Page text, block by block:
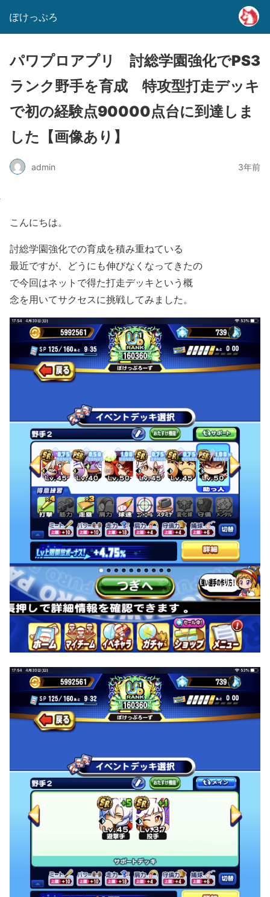
ぽけっぷろ
パワプロアプリ 討総学園強化でPS3
ランク野手を育成 特攻型打走デッキ
で初の経験点90000点台に到達しま
した【画像あり】
admin 3年前
こんにちは。
討総学園強化での育成を積み重ねている
最近ですが、どうにも伸びなくなってきたの
で今回はネットで得た打走デッキという概
念を用いてサクセスに挑戦してみました。